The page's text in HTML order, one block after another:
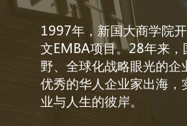
1997年，新国大商学院
文EMBA项目。28年来
野、全球化战略眼光的
优秀的华人企业家出海
业与人生的彼岸。